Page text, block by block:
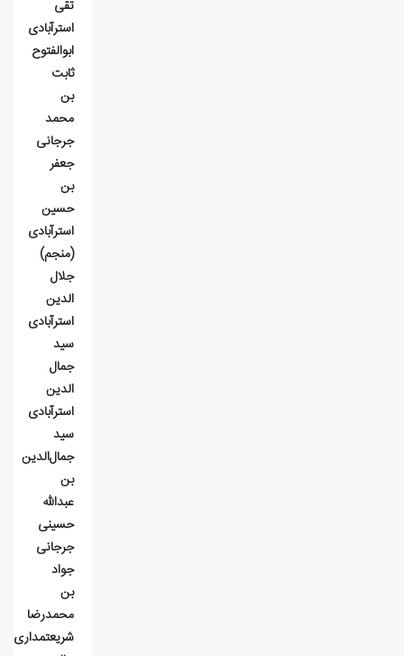
تقی
استرآبادی
ابوالفتوح
ثابت
بن
محمد
جرجانی
جعفر
بن
حسين
استرآبادی
(منجم)
جلال⁮
الدين
استرآبادی
سيد
جمال
⁮الدين
استرآبادی
سيد
جمال‌الدين
بن
عبدالله
حسينی
جرجانی
جواد
بن
محمدرضا
شريعتمداری